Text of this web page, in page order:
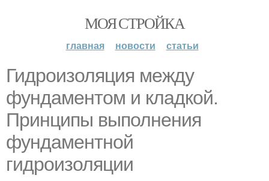
МОЯ СТРОЙКА
главная новости статьи
Гидроизоляция между
фундаментом и кладкой.
Принципы выполнения
фундаментной
гидроизоляции